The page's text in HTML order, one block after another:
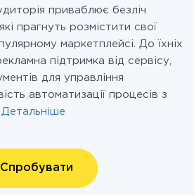
приваблює безліч
прагнуть розмістити свої
маркетплейсі. До їхніх
підтримка від сервісу,
для управління
автоматизації процесів з
Детальніше
Спробувати